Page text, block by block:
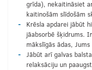
grīda), nekaitināsiet
kaitinošām slīdošām
Krēsla apdarei jābūt
jāabsorbē šķidrums.
mākslīgās ādas,
Jābūt arī galvas
relaksāciju un